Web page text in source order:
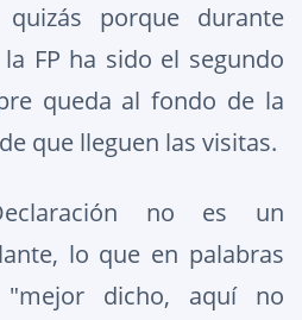
quizás porque durante
FP ha sido el segundo
queda al fondo de la
que lleguen las visitas.
no es un
lo que en palabras
"mejor dicho, aquí no